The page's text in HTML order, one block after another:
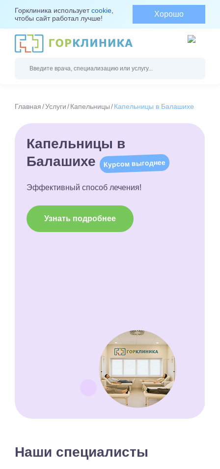
Горклиника используетcookie
чтобы сайт работал лучше!
Хорошо
Главная Услуги Капельницы Капельницы в Балашихе
Капельницы в
Балашихе
Курсом выгоднее
Эффективный способ лечения!
Узнать подробнее
Наши специалисты